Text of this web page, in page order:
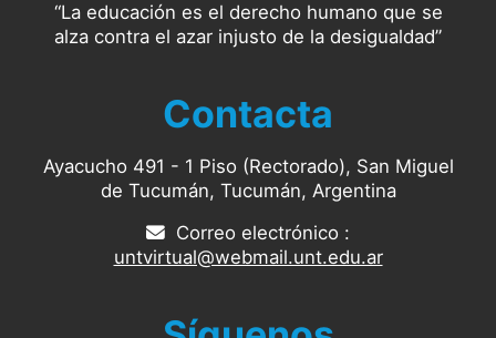
“La educación es el derecho humano que se
alza contra el azar injusto de la desigualdad”
Contacta
Ayacucho 491 - 1 Piso (Rectorado), San Miguel
de Tucumán, Tucumán, Argentina
Correo electrónico :
untvirtual@webmail.unt.edu.ar